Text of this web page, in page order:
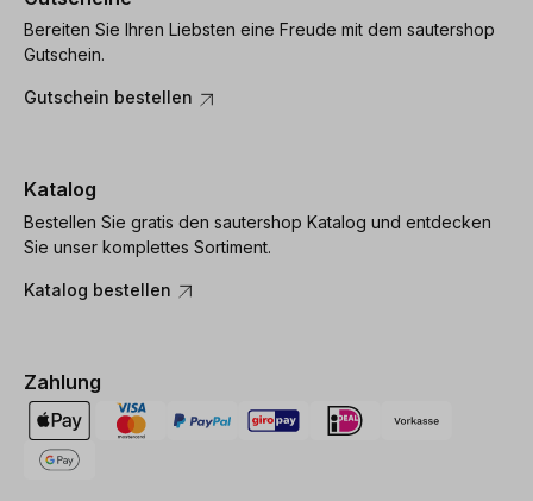
Bereiten Sie Ihren Liebsten eine Freude mit dem sautershop
Gutschein.
Gutschein bestellen
Katalog
Bestellen Sie gratis den sautershop Katalog und entdecken
Sie unser komplettes Sortiment.
Katalog bestellen
Zahlung